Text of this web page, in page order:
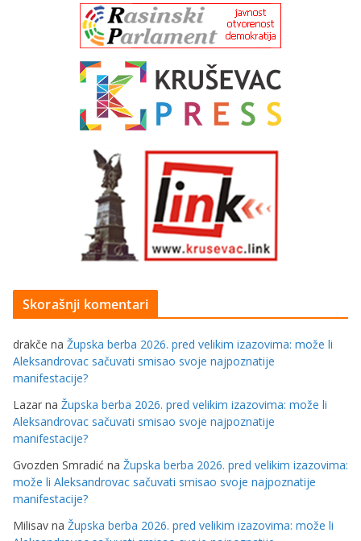
Skorašnji komentari
drakče na Župska berba 2026. pred velikim izazovima: može li
Aleksandrovac sačuvati smisao svoje najpoznatije
manifestacije?
Lazar na Župska berba 2026. pred velikim izazovima: može li
Aleksandrovac sačuvati smisao svoje najpoznatije
manifestacije?
Gvozden Smradić na Župska berba 2026. pred velikim izazovima:
može li Aleksandrovac sačuvati smisao svoje najpoznatije
manifestacije?
Milisav na Župska berba 2026. pred velikim izazovima: može li